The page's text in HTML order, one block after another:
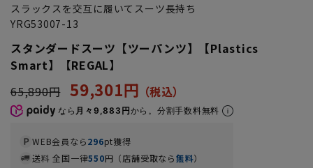
スラックスを交互に履いてスーツ長持ち
YRG53007-13
スタンダードスーツ【ツーパンツ】【Plastics
Smart】【REGAL】
65,890円 59,301円
なら 月々9,883円から。分割手数料無料
WEB会員なら296pt獲得
送料 全国一律550円（店舗受取なら無料）